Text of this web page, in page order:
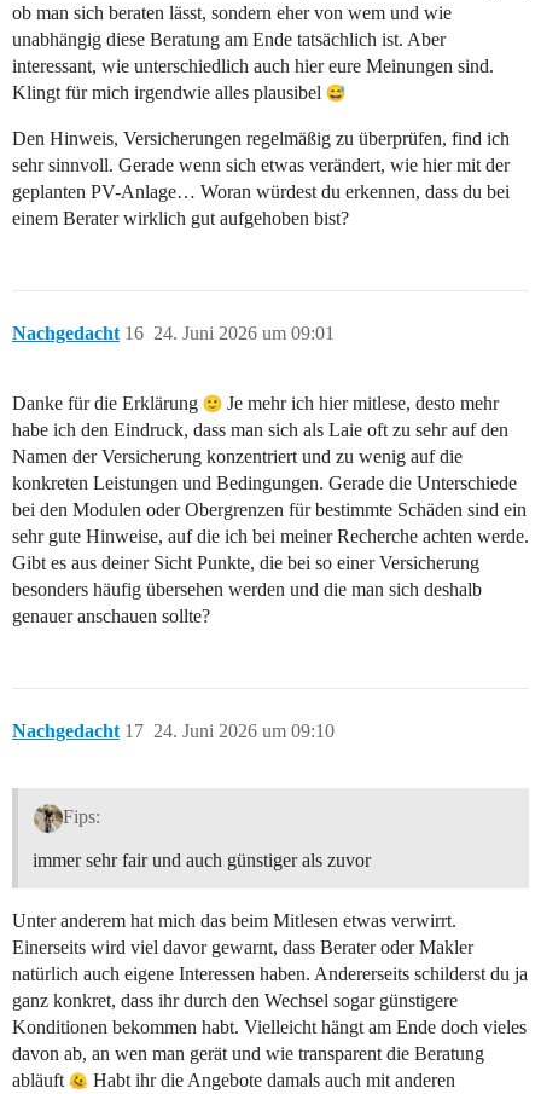
ob man sich beraten lässt, sondern eher von wem und wie
unabhängig diese Beratung am Ende tatsächlich ist. Aber
interessant, wie unterschiedlich auch hier eure Meinungen sind.
Klingt für mich irgendwie alles plausibel
Den Hinweis, Versicherungen regelmäßig zu überprüfen, find ich
sehr sinnvoll. Gerade wenn sich etwas verändert, wie hier mit der
geplanten PV-Anlage… Woran würdest du erkennen, dass du bei
einem Berater wirklich gut aufgehoben bist?
Nachgedacht 24. Juni 2026 um 09:01
16
Danke für die Erklärung
Je mehr ich hier mitlese, desto mehr
habe ich den Eindruck, dass man sich als Laie oft zu sehr auf den
Namen der Versicherung konzentriert und zu wenig auf die
konkreten Leistungen und Bedingungen. Gerade die Unterschiede
bei den Modulen oder Obergrenzen für bestimmte Schäden sind ein
sehr gute Hinweise, auf die ich bei meiner Recherche achten werde.
Gibt es aus deiner Sicht Punkte, die bei so einer Versicherung
besonders häufig übersehen werden und die man sich deshalb
genauer anschauen sollte?
Nachgedacht 24. Juni 2026 um 09:10
17
Fips:
immer sehr fair und auch günstiger als zuvor
Unter anderem hat mich das beim Mitlesen etwas verwirrt.
Einerseits wird viel davor gewarnt, dass Berater oder Makler
natürlich auch eigene Interessen haben. Andererseits schilderst du ja
ganz konkret, dass ihr durch den Wechsel sogar günstigere
Konditionen bekommen habt. Vielleicht hängt am Ende doch vieles
davon ab, an wen man gerät und wie transparent die Beratung
abläuft
Habt ihr die Angebote damals auch mit anderen